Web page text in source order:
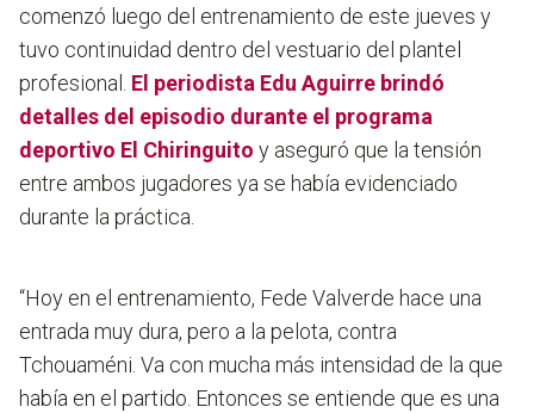
comenzó luego del entrenamiento de este jueves y
tuvo continuidad dentro del vestuario del plantel
profesional. El periodista Edu Aguirre brindó
detalles del episodio durante el programa
deportivo El Chiringuito y aseguró que la tensión
entre ambos jugadores ya se había evidenciado
durante la práctica.
“Hoy en el entrenamiento, Fede Valverde hace una
entrada muy dura, pero a la pelota, contra
Tchouaméni. Va con mucha más intensidad de la que
había en el partido. Entonces se entiende que es una